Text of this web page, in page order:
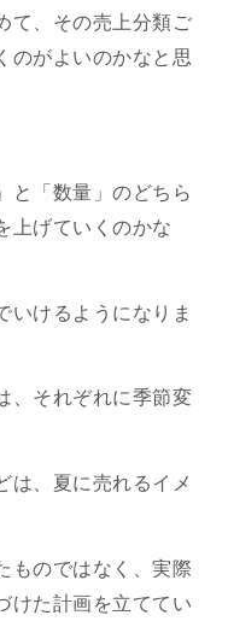
て、その売上分類ご
のがよいのかなと思
と「数量」のどちら
上げていくのかな
いけるようになりま
、それぞれに季節変
は、夏に売れるイメ
ものではなく、実際
けた計画を立ててい